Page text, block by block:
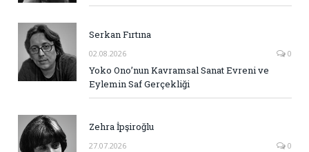
Serkan Fırtına
02.08.2026 0
Yoko Ono’nun Kavramsal Sanat Evreni ve
Eylemin Saf Gerçekliği
Zehra İpşiroğlu
27.07.2026 0